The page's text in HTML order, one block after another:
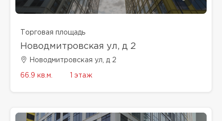
Торговая площадь
Новодмитровская ул, д 2
Новодмитровская ул, д 2
66.9 кв.м. 1 этаж